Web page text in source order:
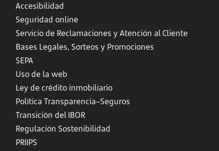
Accesibilidad
Seguridad online
Servicio de Reclamaciones y Atención al Cliente
Bases Legales, Sorteos y Promociones
SEPA
Uso de la web
Ley de crédito inmobiliario
Política Transparencia–Seguros
Transición del IBOR
Regulación Sostenibilidad
PRIIPS